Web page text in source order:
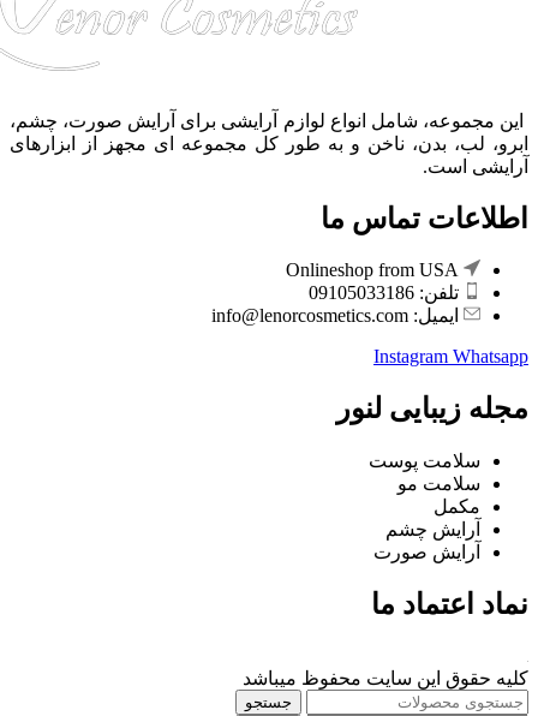
این مجموعه، شامل انواع لوازم آرایشی برای آرایش صورت، چشم،
ابرو، لب، بدن، ناخن و به طور کل مجموعه ای مجهز از ابزارهای
آرایشی است.
اطلاعات تماس ما
Onlineshop from USA
تلفن: 09105033186
ایمیل: info@lenorcosmetics.com
Instagram Whatsapp
مجله زیبایی لنور
سلامت پوست
سلامت مو
مکمل
آرایش چشم
آرایش صورت
نماد اعتماد ما
کلیه حقوق این سایت محفوظ میباشد
جستجو